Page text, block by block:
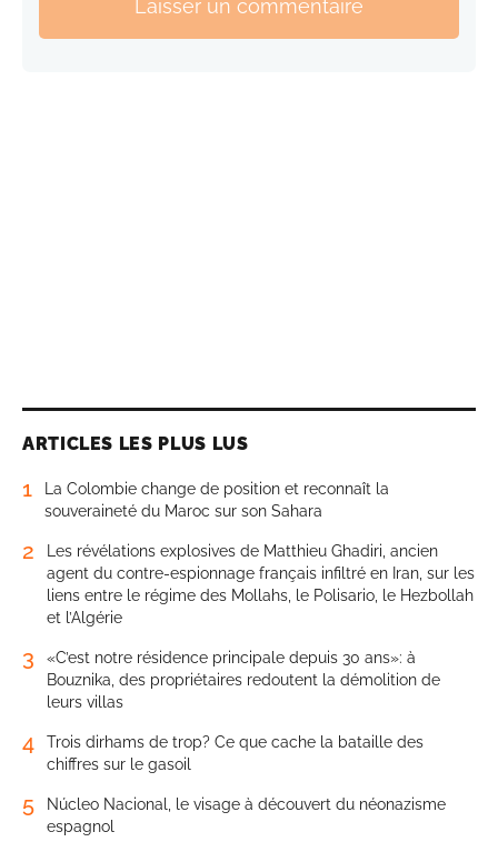
Laisser un commentaire
ARTICLES LES PLUS LUS
1
La Colombie change de position et reconnaît la
souveraineté du Maroc sur son Sahara
2
Les révélations explosives de Matthieu Ghadiri, ancien
agent du contre-espionnage français infiltré en Iran, sur les
liens entre le régime des Mollahs, le Polisario, le Hezbollah
et l’Algérie
3
«C’est notre résidence principale depuis 30 ans»: à
Bouznika, des propriétaires redoutent la démolition de
leurs villas
4
Trois dirhams de trop? Ce que cache la bataille des
chiffres sur le gasoil
5
Núcleo Nacional, le visage à découvert du néonazisme
espagnol